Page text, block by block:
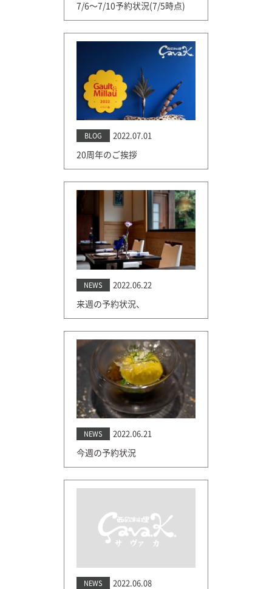
7/6〜7/10予約状況(7/5時点)
BLOG 2022.07.01
20周年のご挨拶
NEWS 2022.06.22
来週の予約状況、
NEWS 2022.06.21
今週の予約状況
NEWS 2022.06.08